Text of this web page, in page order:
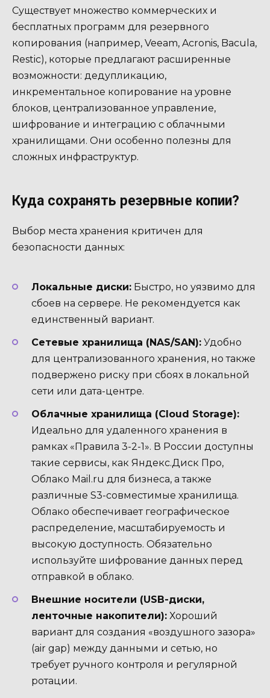
Существует множество коммерческих и
бесплатных программ для резервного
копирования (например, Veeam, Acronis, Bacula,
Restic), которые предлагают расширенные
возможности: дедупликацию,
инкрементальное копирование на уровне
блоков, централизованное управление,
шифрование и интеграцию с облачными
хранилищами. Они особенно полезны для
сложных инфраструктур.
Куда сохранять резервные копии?
Выбор места хранения критичен для
безопасности данных:
Локальные диски: Быстро, но уязвимо для
сбоев на сервере. Не рекомендуется как
единственный вариант.
Сетевые хранилища (NAS/SAN): Удобно
для централизованного хранения, но также
подвержено риску при сбоях в локальной
сети или дата-центре.
Облачные хранилища (Cloud Storage):
Идеально для удаленного хранения в
рамках «Правила 3-2-1». В России доступны
такие сервисы, как Яндекс.Диск Про,
Облако Mail.ru для бизнеса, а также
различные S3-совместимые хранилища.
Облако обеспечивает географическое
распределение, масштабируемость и
высокую доступность. Обязательно
используйте шифрование данных перед
отправкой в облако.
Внешние носители (USB-диски,
ленточные накопители): Хороший
вариант для создания «воздушного зазора»
(air gap) между данными и сетью, но
требует ручного контроля и регулярной
ротации.